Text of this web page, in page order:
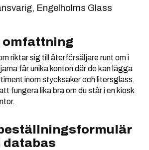
Engelholms Glass
omfattning
riktar sig till återförsäljare runt om i
får unika konton där de kan lägga
inom stycksaker och litersglass.
fungera lika bra om du står i en kiosk